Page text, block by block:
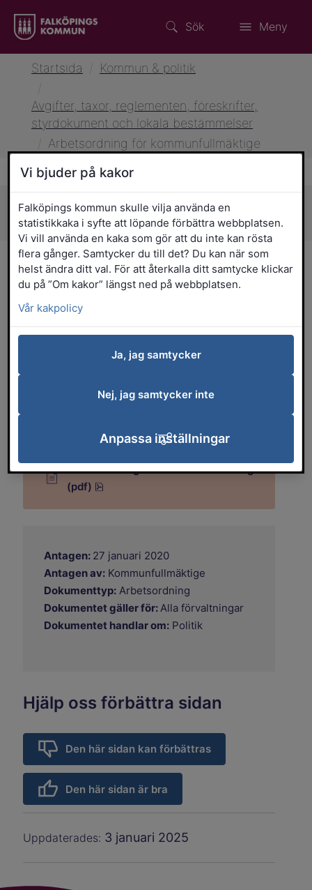
Sök Meny
Startsida
Kommun & politik
Avgifter, taxor, reglementen, föreskrifter,
styrdokument och lokala bestämmelser
Arbetsordning för kommunfullmäktige
Sidans innehåll
Arbetsordning för
kommunfullmäktige
Arbetsordning för kommunfullmäktige i
Utöver det som föreskrivs om
författning gäller bestämmelserna i
Arbetsordning för kommunfullmäktige
(pdf)
Antagen: 27 januari 2020
Antagen av: Kommunfullmäktige
Dokumenttyp: Arbetsordning
Dokumentet gäller för: Alla förvaltningar
Dokumentet handlar om: Politik
Hjälp oss förbättra sidan
Den här sidan kan förbättras
Den här sidan är bra
Uppdaterades: 3 januari 2025
Vi bjuder på kakor
Falköpings kommun skulle vilja använda en
statistikkaka i syfte att löpande förbättra webbplatsen.
Vi vill använda en kaka som gör att du inte kan rösta
flera gånger. Samtycker du till det? Du kan när som
helst ändra ditt val. För att återkalla ditt samtycke klickar
du på ”Om kakor” längst ned på webbplatsen.
Vår kakpolicy
Ja, jag samtycker
Nej, jag samtycker inte
Anpassa inställningar